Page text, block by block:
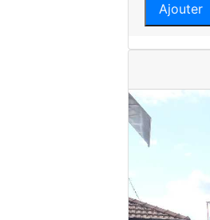
Ajouter